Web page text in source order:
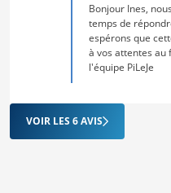
Bonjour Ines,
temps de
espérons que
à vos attentes au
l'équipe PiLeJe
VOIR LES 6 AVIS